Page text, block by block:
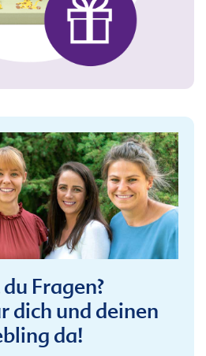
Fragen?
dich und deinen
da!